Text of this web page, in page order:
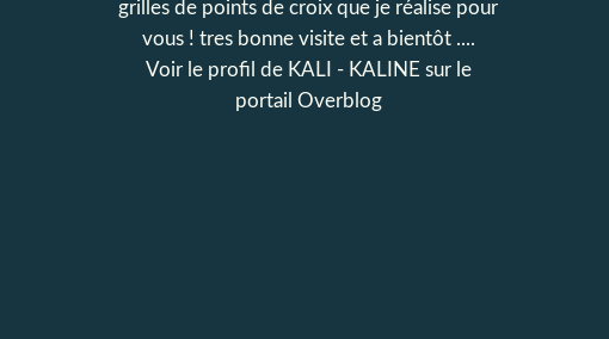
grilles de points de croix que je réalise pour
vous ! tres bonne visite et a bientôt ....
Voir le profil de KALI - KALINE sur le
portail Overblog